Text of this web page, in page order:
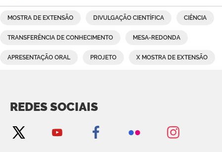
MOSTRA DE EXTENSÃO DIVULGAÇÃO CIENTÍFICA CIÊNCIA
TRANSFERÊNCIA DE CONHECIMENTO MESA-REDONDA
APRESENTAÇÃO ORAL PROJETO X MOSTRA DE EXTENSÃO
REDES SOCIAIS